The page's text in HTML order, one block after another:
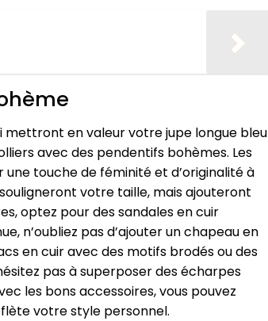
mettront en valeur votre jupe longue bleu
avec des pendentifs bohèmes. Les
touche de féminité et d’originalité à
votre taille, mais ajouteront
optez pour des sandales en cuir
n’oubliez pas d’ajouter un chapeau en
en cuir avec des motifs brodés ou des
pas à superposer des écharpes
les bons accessoires, vous pouvez
votre style personnel.